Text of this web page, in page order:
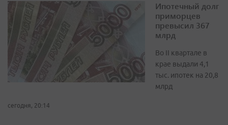
Ипотечный долг
приморцев
превысил 367
млрд
Во II квартале в
крае выдали 4,1
тыс. ипотек на 20,8
млрд
сегодня, 20:14